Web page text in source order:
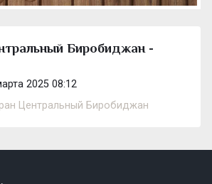
Биробиджан -
2025 08:12
Центральный Биробиджан